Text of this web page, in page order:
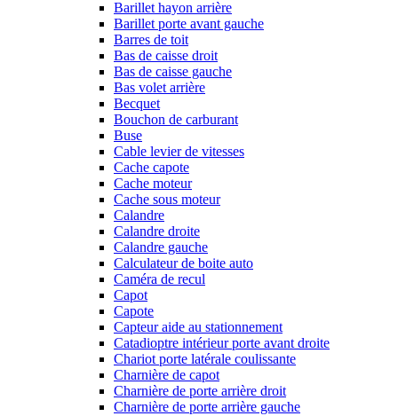
Barillet hayon arrière
Barillet porte avant gauche
Barres de toit
Bas de caisse droit
Bas de caisse gauche
Bas volet arrière
Becquet
Bouchon de carburant
Buse
Cable levier de vitesses
Cache capote
Cache moteur
Cache sous moteur
Calandre
Calandre droite
Calandre gauche
Calculateur de boite auto
Caméra de recul
Capot
Capote
Capteur aide au stationnement
Catadioptre intérieur porte avant droite
Chariot porte latérale coulissante
Charnière de capot
Charnière de porte arrière droit
Charnière de porte arrière gauche